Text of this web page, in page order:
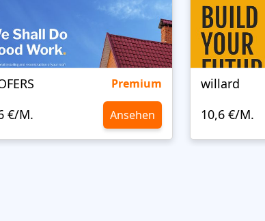
Premium
€/M. Ansehen
willard
10,6 €/M.